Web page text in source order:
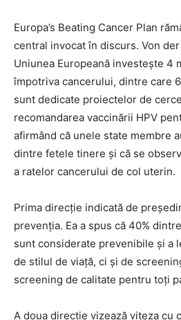
Europa’s Beating Cancer Plan
central invocat în discurs. Von
Uniunea Europeană investește 4
împotriva cancerului, dintre care
sunt dedicate proiectelor de
recomandarea vaccinării HPV
afirmând că unele state membre
dintre fetele tinere și că se
a ratelor cancerului de col uterin.
Prima direcție indicată de
prevenția. Ea a spus că 40%
sunt considerate prevenibile și a
de stilul de viață, ci și de
screening de calitate pentru toți
A doua direcție vizează viteza cu